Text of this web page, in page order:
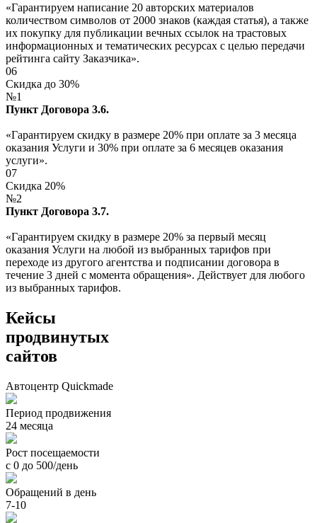
«Гарантируем написание 20 авторских материалов
количеством символов от 2000 знаков (каждая статья), а также
их покупку для публикации вечных ссылок на трастовых
информационных и тематических ресурсах с целью передачи
рейтинга сайту Заказчика».
06
Скидка до 30%
№1
Пункт Договора 3.6.
«Гарантируем скидку в размере 20% при оплате за 3 месяца
оказания Услуги и 30% при оплате за 6 месяцев оказания
услуги».
07
Скидка 20%
№2
Пункт Договора 3.7.
«Гарантируем скидку в размере 20% за первый месяц
оказания Услуги на любой из выбранных тарифов при
переходе из другого агентства и подписании договора в
течение 3 дней с момента обращения». Действует для любого
из выбранных тарифов.
Кейсы
продвинутых
сайтов
Автоцентр Quickmade
Период продвижения
24 месяца
Рост посещаемости
с 0 до 500/день
Обращений в день
7-10